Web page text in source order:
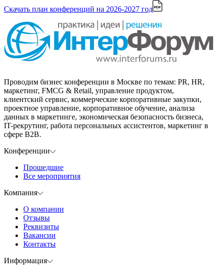
Скачать план конференций на 2026-2027 год
Проводим бизнес конференции в Москве по темам: PR, HR,
маркетинг, FMCG & Retail, управление продуктом,
клиентский сервис, коммерческие корпоративные закупки,
проектное управление, корпоративное обучение, анализа
данных в маркетинге, экономическая безопасность бизнеса,
IT-рекрутинг, работа персональных ассистентов, маркетинг в
сфере B2B.
Конференции
Прошедшие
Все мероприятия
Компания
О компании
Отзывы
Реквизиты
Вакансии
Контакты
Информация